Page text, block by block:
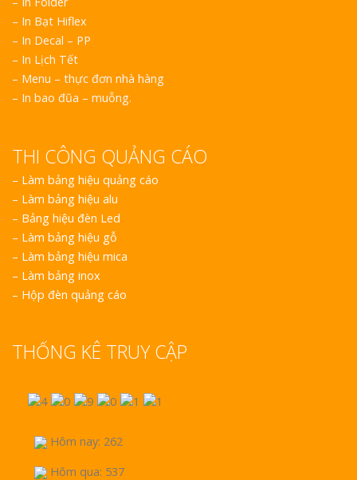
– In Bạt Hiflex
– In Decal – PP
– In Lịch Tết
– Menu – thực đơn nhà hàng
– In bao đũa – muỗng.
THI CÔNG QUẢNG CÁO
– Làm bảng hiệu quảng cáo
– Làm bảng hiệu alu
– Bảng hiệu đèn Led
– Làm bảng hiệu gỗ
– Làm bảng hiệu mica
– Làm bảng inox
– Hộp đèn quảng cáo
THỐNG KÊ TRUY CẬP
Hôm nay: 262
Hôm qua: 537